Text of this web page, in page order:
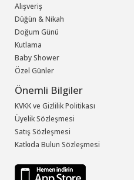
Alışveriş
Düğün & Nikah
Doğum Günü
Kutlama
Baby Shower
Özel Günler
Önemli Bilgiler
KVKK ve Gizlilik Politikası
Üyelik Sözleşmesi
Satış Sözleşmesi
Katkıda Bulun Sözleşmesi